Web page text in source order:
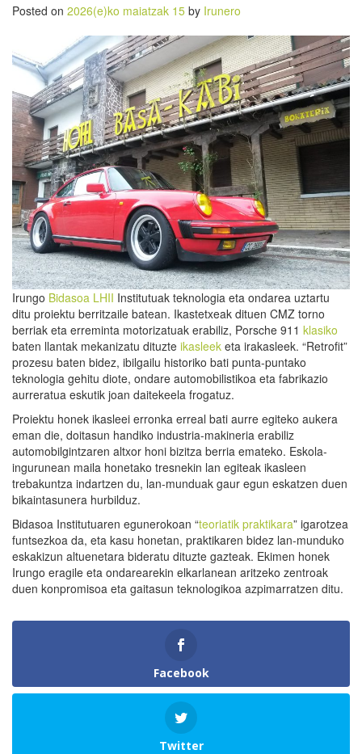
Posted on 2026(e)ko maiatzak 15 by Irunero
Irungo Bidasoa LHII Institutuak teknologia eta ondarea uztartu
ditu proiektu berritzaile batean. Ikastetxeak dituen CMZ torno
berriak eta erreminta motorizatuak erabiliz, Porsche 911 klasiko
baten llantak mekanizatu dituzte ikasleek eta irakasleek. “Retrofit”
prozesu baten bidez, ibilgailu historiko bati punta-puntako
teknologia gehitu diote, ondare automobilistikoa eta fabrikazio
aurreratua eskutik joan daitekeela frogatuz.
Proiektu honek ikasleei erronka erreal bati aurre egiteko aukera
eman die, doitasun handiko industria-makineria erabiliz
automobilgintzaren altxor honi bizitza berria emateko. Eskola-
ingurunean maila honetako tresnekin lan egiteak ikasleen
trebakuntza indartzen du, lan-munduak gaur egun eskatzen duen
bikaintasunera hurbilduz.
Bidasoa Institutuaren egunerokoan “teoriatik praktikara” igarotzea
funtsezkoa da, eta kasu honetan, praktikaren bidez lan-munduko
eskakizun altuenetara bideratu dituzte gazteak. Ekimen honek
Irungo eragile eta ondarearekin elkarlanean aritzeko zentroak
duen konpromisoa eta gaitasun teknologikoa azpimarratzen ditu.
Facebook
Twitter